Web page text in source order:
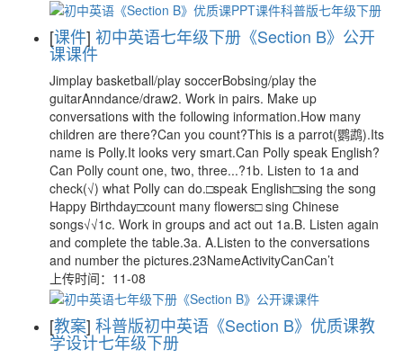
[课件] 初中英语七年级下册《Section B》公开
课课件
Jimplay basketball/play soccerBobsing/play the
guitarAnndance/draw2. Work in pairs. Make up
conversations with the following information.How many
children are there?Can you count?This is a parrot(鹦鹉).Its
name is Polly.It looks very smart.Can Polly speak English?
Can Polly count one, two, three...?1b. Listen to 1a and
check(√) what Polly can do.□speak English□sing the song
Happy Birthday□count many flowers□ sing Chinese
songs√√1c. Work in groups and act out 1a.B. Listen again
and complete the table.3a. A.Listen to the conversations
and number the pictures.23NameActivityCanCan’t
上传时间：11-08
[教案] 科普版初中英语《Section B》优质课教
学设计七年级下册